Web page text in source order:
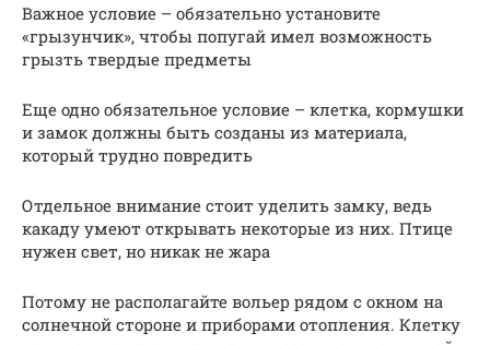
Важное условие – обязательно установите
«грызунчик», чтобы попугай имел возможность
грызть твердые предметы
Еще одно обязательное условие – клетка, кормушки
и замок должны быть созданы из материала,
который трудно повредить
Отдельное внимание стоит уделить замку, ведь
какаду умеют открывать некоторые из них. Птице
нужен свет, но никак не жара
Потому не располагайте вольер рядом с окном на
солнечной стороне и приборами отопления. Клетку